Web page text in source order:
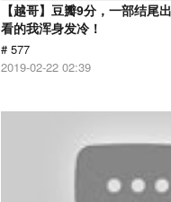
【越哥】豆瓣9分，一部结尾
看的我浑身发冷！
# 577
2019-02-22 02:39